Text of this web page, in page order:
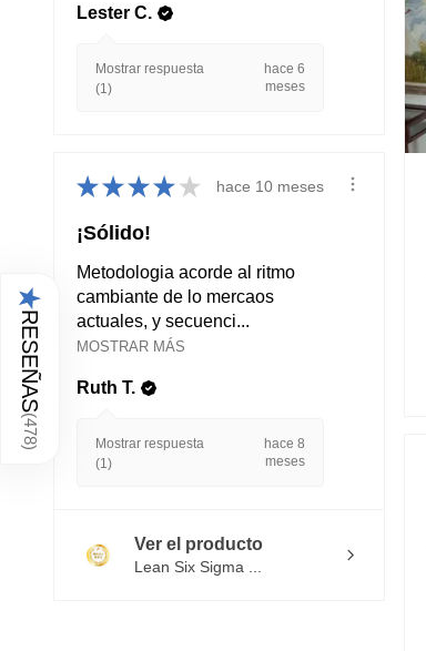
Lester C.
Mostrar respuesta
(1)
hace 6
meses
★ ★ ★ ★ ★ hace 10 meses
¡Sólido!
Metodologia acorde al ritmo
cambiante de lo mercaos
actuales, y secuenci...
MOSTRAR MÁS
Ruth T.
Mostrar respuesta
(1)
hace 8
meses
Ver el producto
Lean Six Sigma ...
★
RESEÑAS
(
478
)